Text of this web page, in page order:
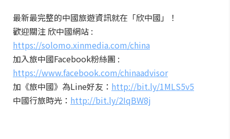
最新最完整的中國旅遊資訊就在「欣中國」！
歡迎關注 欣中國網站 :
https://solomo.xinmedia.com/china
加入旅中國Facebook粉絲團 :
https://www.facebook.com/chinaadvisor
加《旅中國》為Line好友： http://bit.ly/1MLS5v5
中國行旅時光： http://bit.ly/2IqBW8j